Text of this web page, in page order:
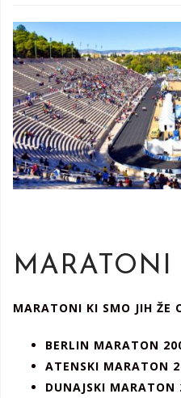
MARATONI
MARATONI KI SMO JIH ŽE
BERLIN MARATON
ATENSKI MARATON
DUNAJSKI